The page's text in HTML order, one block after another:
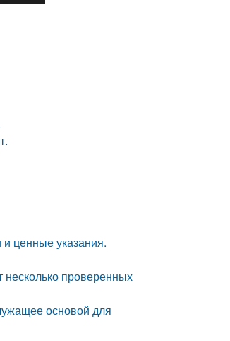
и ценные указания.
несколько проверенных
основой для